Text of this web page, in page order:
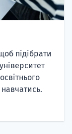
підібрати